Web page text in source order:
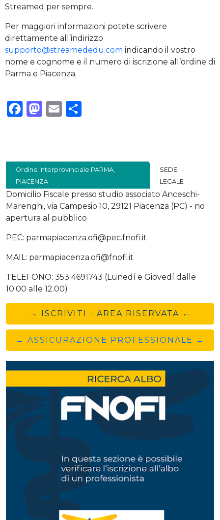
Streamed per sempre.
Per maggiori informazioni potete scrivere
direttamente all’indirizzo
supporto@streamededu.com indicando il vostro
nome e cognome e il numero di iscrizione all’ordine di
Parma e Piacenza.
Facebook
Mastodon
Email
Ordine interprovinciale PARMA,
PIACENZA
SEDE
LEGALE
Domicilio Fiscale presso studio associato Anceschi-
Marenghi, via Campesio 10, 29121 Piacenza (PC) - no
apertura al pubblico
PEC: parmapiacenza.ofi@pec.fnofi.it
MAIL: parmapiacenza.ofi@fnofi.it
TELEFONO: 353 4691743 (Lunedí e Giovedí dalle
10.00 alle 12.00)
→ ISCRIVITI - AREA RISERVATA ←
→ ASSICURAZIONE PROFESSIONALE ←